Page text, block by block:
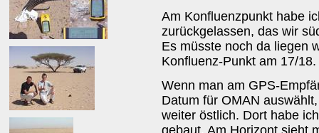
Am Konfluenzpunkt habe
zurückgelassen, das wir
Es müsste noch da liegen
Konfluenz-Punkt am 17/
Wenn man am GPS-
Datum für OMAN
weiter östlich. Dort habe
gebaut. Am Horizont sieht